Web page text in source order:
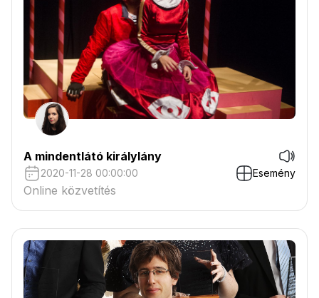
A mindentlátó királylány
2020-11-28 00:00:00 Esemény
Online közvetítés